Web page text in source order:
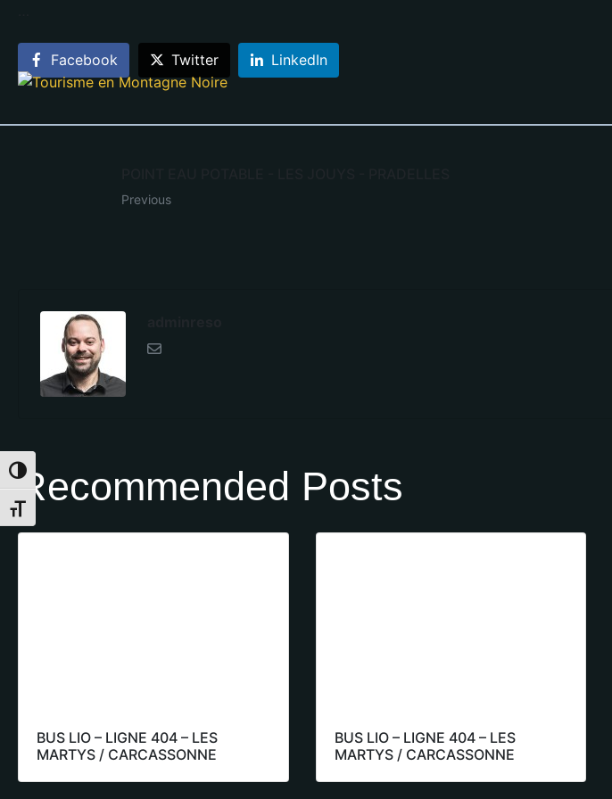
Toggle High Contrast
Toggle Font size
Facebook Twitter LinkedIn
Previous
Recommended Posts
BUS LIO – LIGNE 404 – LES
MARTYS / CARCASSONNE
BUS LIO – LIGNE 404 – LES
MARTYS / CARCASSONNE